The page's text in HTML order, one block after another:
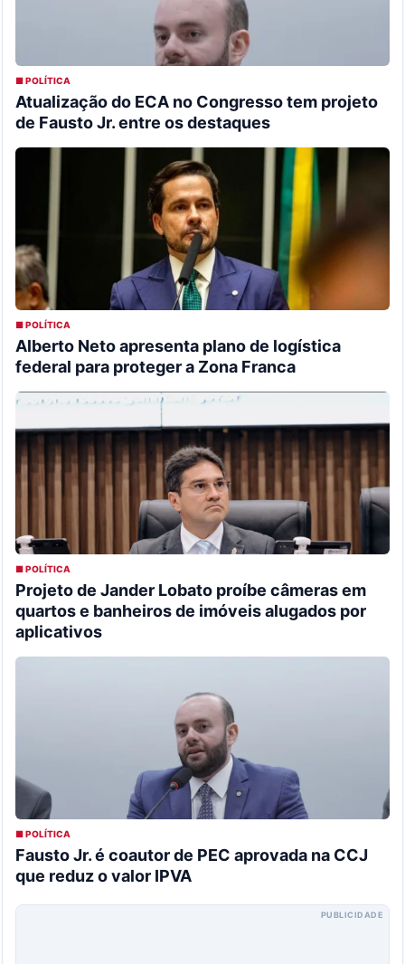
■ POLÍTICA
Atualização do ECA no Congresso tem projeto
de Fausto Jr. entre os destaques
■ POLÍTICA
Alberto Neto apresenta plano de logística
federal para proteger a Zona Franca
■ POLÍTICA
Projeto de Jander Lobato proíbe câmeras em
quartos e banheiros de imóveis alugados por
aplicativos
■ POLÍTICA
Fausto Jr. é coautor de PEC aprovada na CCJ
que reduz o valor IPVA
PUBLICIDADE